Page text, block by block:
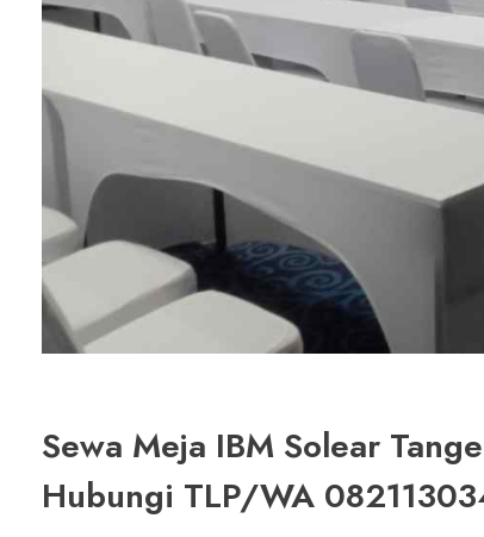
Sewa Meja IBM Solear
Hubungi TLP/WA